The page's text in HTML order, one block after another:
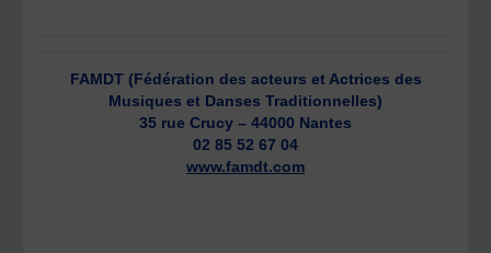
FAMDT (Fédération des acteurs et Actrices des
Musiques et Danses Traditionnelles)
35 rue Crucy – 44000 Nantes
02 85 52 67 04
www.famdt.com